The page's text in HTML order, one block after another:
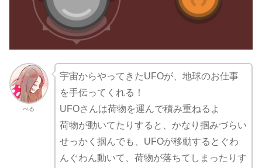
べる
宇宙からやってきたUFOが、地球のお仕事
を手伝ってくれる！
UFOさんは荷物を運んで積み重ねるよ
荷物が動いてたりすると、かなり掴みづらい
せっかく掴んでも、UFOが移動するとぐわ
んぐわん動いて、荷物が落ちてしまったりす